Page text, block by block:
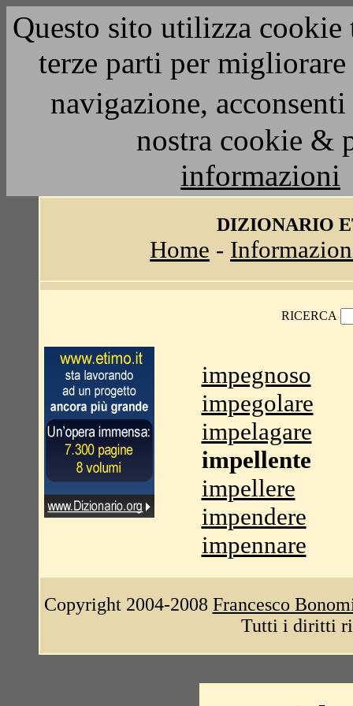
Questo sito utilizza
terze parti per
navigazione,
nostra cookie &
informazioni
DIZIONARIO
Home -
RICERCA
impegnoso
impegolare
impelagare
impellente
impellere
impendere
impennare
Copyright 2004-2008 Francesco
Tutti i diritti